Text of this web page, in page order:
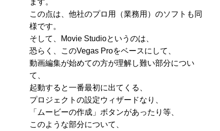
この点は、他社のプロ用（業務用）のソフトも同
様です。
そして、Movie Studioというのは、
恐らく、このVegas Proをベースにして、
動画編集が始めての方が理解し難い部分につい
て、
起動すると一番最初に出てくる、
プロジェクトの設定ウィザードなり、
「ムービーの作成」ボタンがあったり等、
このような部分について、